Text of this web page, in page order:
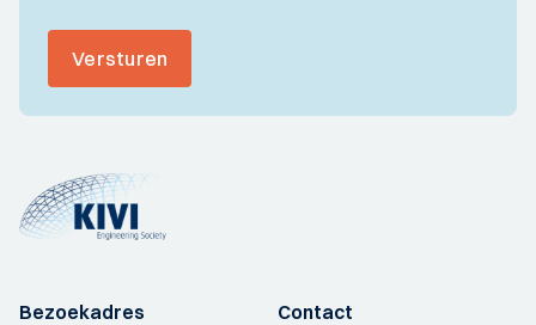
Versturen
Bezoekadres
Contact